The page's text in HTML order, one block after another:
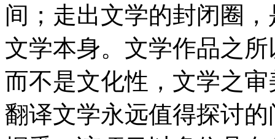
间；走出文学的封闭圈
文学本身。文学作品之
而不是文化性，文学之
翻译文学永远值得探讨的